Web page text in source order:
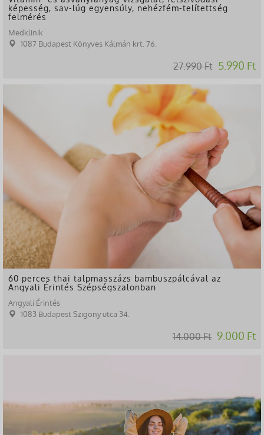
képesség, sav-lúg egyensúly, nehézfém-telítettség
felmérés
Medklinik
1087 Budapest Könyves Kálmán krt. 76.
27.990 Ft 5.990 Ft
60 perces thai talpmasszázs bambuszpálcával az
Angyali Érintés Szépségszalonban
Angyali Érintés
1083 Budapest Szigony utca 34.
14.000 Ft 9.000 Ft